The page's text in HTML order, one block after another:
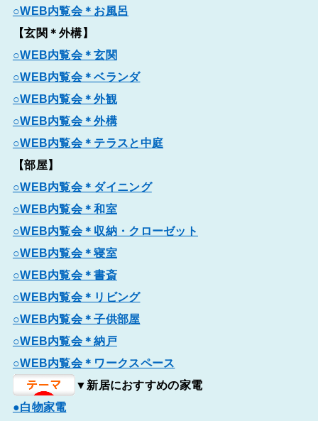
○WEB内覧会＊お風呂
【玄関＊外構】
○WEB内覧会＊玄関
○WEB内覧会＊ベランダ
○WEB内覧会＊外観
○WEB内覧会＊外構
○WEB内覧会＊テラスと中庭
【部屋】
○WEB内覧会＊ダイニング
○WEB内覧会＊和室
○WEB内覧会＊収納・クローゼット
○WEB内覧会＊寝室
○WEB内覧会＊書斎
○WEB内覧会＊リビング
○WEB内覧会＊子供部屋
○WEB内覧会＊納戸
○WEB内覧会＊ワークスペース
▼新居におすすめの家電
●白物家電